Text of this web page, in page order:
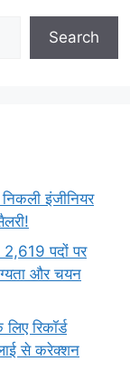
Search
इंजीनियर
पदों पर
और चयन
रिकॉर्ड
से करेक्शन